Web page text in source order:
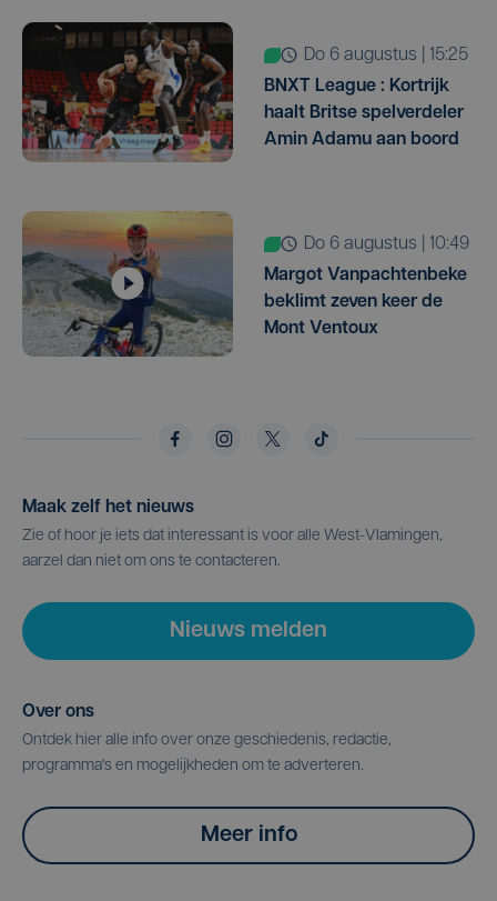
do 6 augustus | 15:25
BNXT League : Kortrijk
haalt Britse spelverdeler
Amin Adamu aan boord
do 6 augustus | 10:49
Margot Vanpachtenbeke
beklimt zeven keer de
Mont Ventoux
Maak zelf het nieuws
Zie of hoor je iets dat interessant is voor alle West-Vlamingen,
aarzel dan niet om ons te contacteren.
Nieuws melden
Over ons
Ontdek hier alle info over onze geschiedenis, redactie,
programma's en mogelijkheden om te adverteren.
Meer info